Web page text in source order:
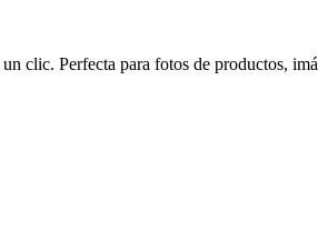
clic. Perfecta para fotos de productos,